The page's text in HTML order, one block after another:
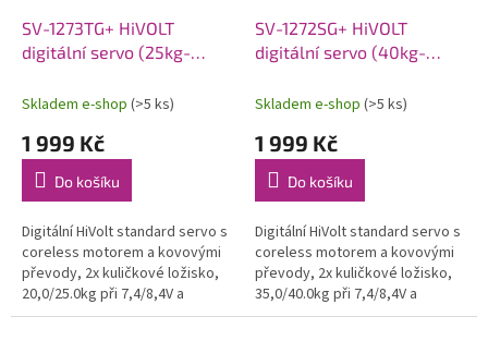
SV-1273TG+ HiVOLT
digitální servo (25kg-
Skladem e-shop (>5 ks)
1 999 Kč
Do košíku
Digitální HiVolt standard servo s
coreless motorem a kovovými
převody, 2x kuličkové ložisko,
20,0/25.0kg při 7,4/8,4V a
0,065/0,055s na 7,4/8,4V, váha
SV-1272SG+ HiVOLT
digitální servo (40kg-
Skladem e-shop (>5 ks)
1 999 Kč
Do košíku
Digitální HiVolt standard servo s
coreless motorem a kovovými
převody, 2x kuličkové ložisko,
35,0/40.0kg při 7,4/8,4V a
0,10/0,09s na 7,4/8,4V, váha